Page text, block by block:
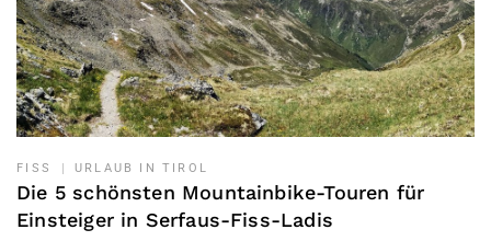
FISS URLAUB IN TIROL
Die 5 schönsten Mountainbike-Touren für
Einsteiger in Serfaus-Fiss-Ladis